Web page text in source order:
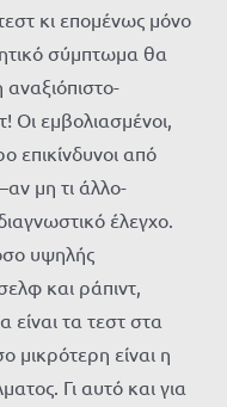
κι επομένως μόνο
σύμπτωμα θα
Οι εμβολιασμένοι,
επικίνδυνοι από
μη τι άλλο-
έλεγχο.
υψηλής
και ράπιντ,
τα τεστ στα
μικρότερη είναι η
Γι αυτό και για